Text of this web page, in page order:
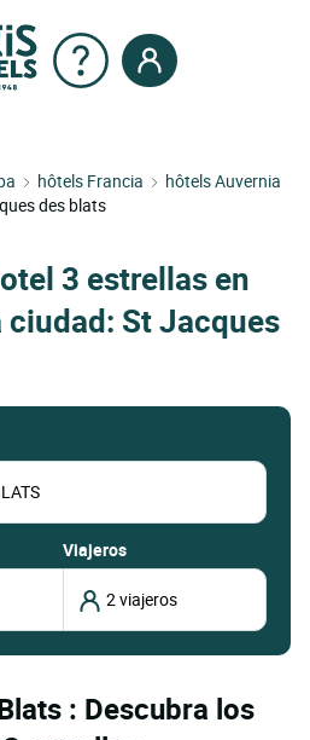
hôtels Francia
hôtels Auvernia
des blats
3 estrellas en
ciudad: St Jacques
Viajeros
: Descubra los